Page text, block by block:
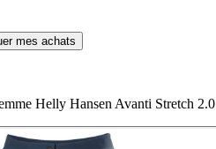
mes achats
Helly Hansen Avanti Stretch 2.0